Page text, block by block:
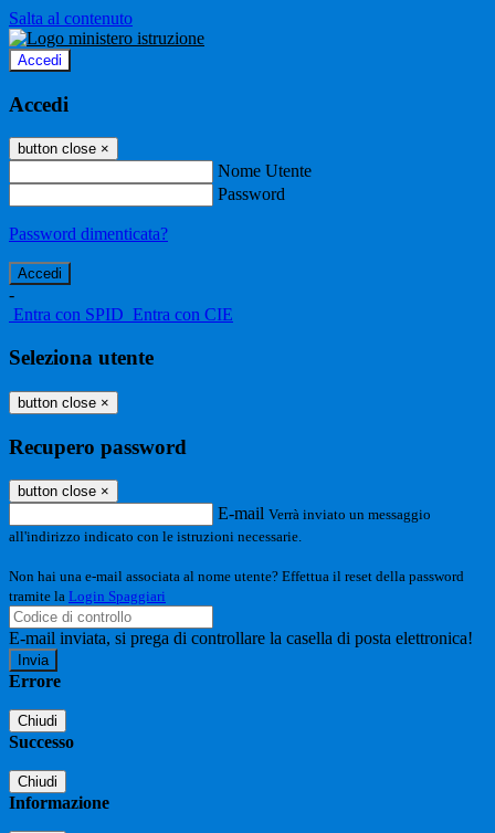
Salta al contenuto
Accedi
Accedi
button close ×
Nome Utente
Password
Password dimenticata?
-
Entra con SPID Entra con CIE
Seleziona utente
button close ×
Recupero password
button close ×
E-mail Verrà inviato un messaggio
all'indirizzo indicato con le istruzioni necessarie.
Non hai una e-mail associata al nome utente? Effettua il reset della password
tramite la Login Spaggiari
E-mail inviata, si prega di controllare la casella di posta elettronica!
Errore
Chiudi
Successo
Chiudi
Informazione